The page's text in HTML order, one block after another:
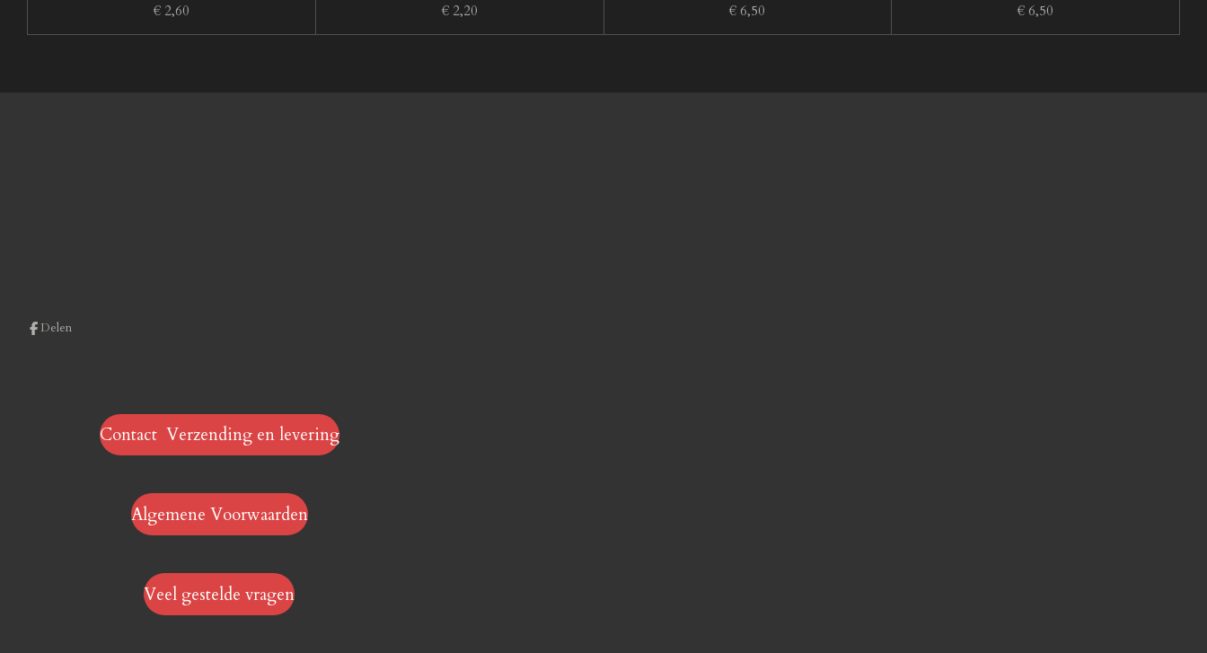
€ 2,60 € 2,20 € 6,50 € 6,50
Delen
Contact Verzending en levering
Algemene Voorwaarden
Veel gestelde vragen